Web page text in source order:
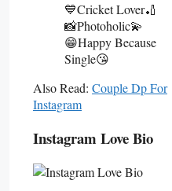
💙Cricket Lover🏏
📸Photoholic💫
😁Happy Because
Single😘
Also Read: Couple Dp For
Instagram
Instagram Love Bio